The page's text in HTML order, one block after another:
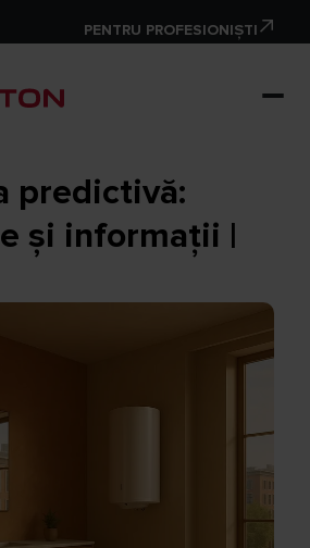
PENTRU PROFESIONIȘTI
predictivă:
și informații |